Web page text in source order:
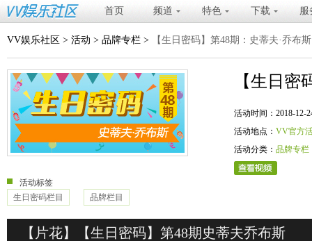
首页 频道 特色 下载 服
VV娱乐社区 > 活动 > 品牌专栏 > 【生日密码】第48期：史蒂夫·乔布斯
【生日密
活动时间：2018-12-
活动地点： VV官方
活动分类： 品牌专栏
活动标签
生日密码栏目
品牌栏目
【片花】【生日密码】第48期史蒂夫乔布斯